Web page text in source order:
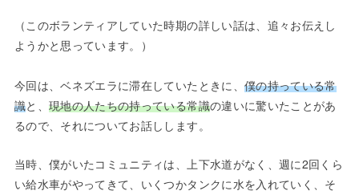
（このボランティアしていた時期の詳しい話は、追々お伝えし
ようかと思っています。）
今回は、ベネズエラに滞在していたときに、 僕の持っている常
識と、 現地の人たちの持っている常識の違いに驚いたことがあ
るので、それについてお話しします。
当時、僕がいたコミュニティは、上下水道がなく、週に2回くら
い給水車がやってきて、いくつかタンクに水を入れていく、そ